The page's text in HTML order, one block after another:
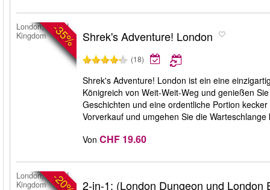
-35%
London, United
Kingdom
Shrek's Adventure! London
(18)
Shrek's Adventure! London ist ein eine
Königreich von Weit-Weit-Weg und genießen
Geschichten und eine ordentliche Portion
Vorverkauf und umgehen Sie die
Von CHF 19.60
-20%
London, United
Kingdom
2-in-1: (London Dungeon und London